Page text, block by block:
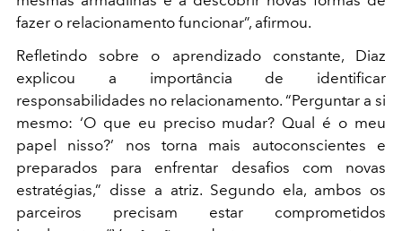
fazer o relacionamento funcionar”, afirmou.
Refletindo sobre o aprendizado constante, Diaz
explicou a importância de identificar
responsabilidades no relacionamento. “Perguntar a si
mesmo: ‘O que eu preciso mudar? Qual é o meu
papel nisso?’ nos torna mais autoconscientes e
preparados para enfrentar desafios com novas
estratégias,” disse a atriz. Segundo ela, ambos os
parceiros precisam estar comprometidos